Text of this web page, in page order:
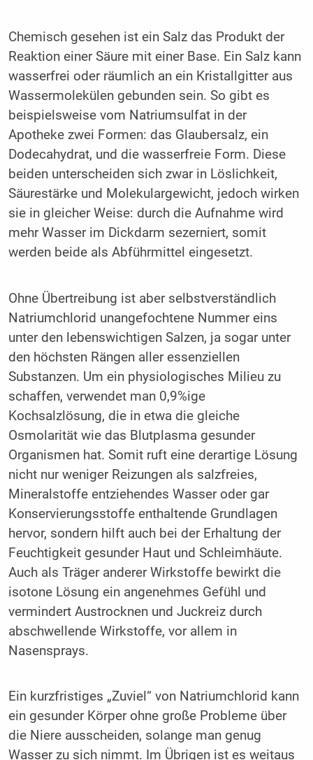
Chemisch gesehen ist ein Salz das Produkt der
Reaktion einer Säure mit einer Base. Ein Salz kann
wasserfrei oder räumlich an ein Kristallgitter aus
Wassermolekülen gebun­den sein. So gibt es
beispielsweise vom Natriumsulfat in der
Apotheke zwei Formen: das Glaubersalz, ein
Dodeca­hydrat, und die wasserfreie Form. Diese
beiden unterschei­den sich zwar in Löslichkeit,
Säurestärke und Molekular­gewicht, jedoch wirken
sie in gleicher Weise: durch die Aufnahme wird
mehr Wasser im Dickdarm sezerniert, so­mit
werden beide als Abführmittel eingesetzt.
Ohne Übertreibung ist aber selbstverständlich
Natrium­chlorid unangefochtene Nummer eins
unter den lebens­wichtigen Salzen, ja sogar unter
den höchsten Rängen aller essenziellen
Substanzen. Um ein physiologisches Milieu zu
schaffen, verwendet man 0,9%ige
Kochsalzlösung, die in etwa die gleiche
Osmolarität wie das Blutplasma gesun­der
Organismen hat. Somit ruft eine derartige Lösung
nicht nur weniger Reizungen als salzfreies,
Mineralstoffe entziehendes Wasser oder gar
Konservierungsstoffe ent­haltende Grundlagen
hervor, sondern hilft auch bei der Er­haltung der
Feuchtigkeit gesunder Haut und Schleimhäute.
Auch als Träger anderer Wirkstoffe bewirkt die
isotone Lösung ein angenehmes Gefühl und
vermindert Austrocknen und Juckreiz durch
abschwellende Wirkstoffe, vor allem in
Nasensprays.
Ein kurzfristiges „Zuviel“ von Natriumchlorid kann
ein gesunder Körper ohne große Probleme über
die Niere ausscheiden, solange man genug
Wasser zu sich nimmt. Im Übrigen ist es weitaus